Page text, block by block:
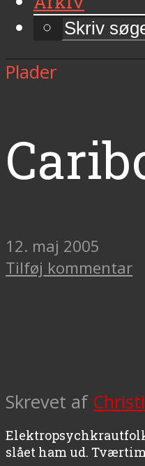
Plader
12. maj 2005
Tilføj kommentar
Skrevet af
slået ham ud.